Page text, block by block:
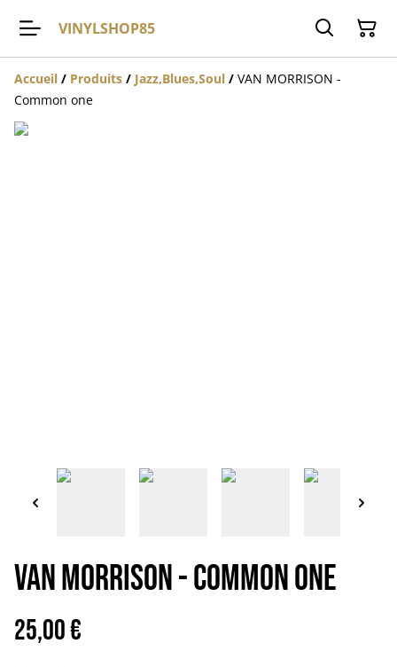
VINYLSHOP85
Accueil / Produits / Jazz,Blues,Soul / VAN MORRISON -
Common one
VAN MORRISON - Common one
25,00 €